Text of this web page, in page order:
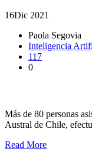
16Dic 2021
Paola Segovia
Inteligencia
117
0
Más de 80 personas
Austral de Chile,
Read More